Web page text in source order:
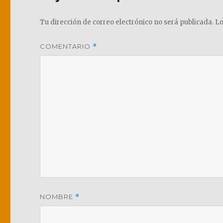
Tu dirección de correo electrónico no será publicada.
COMENTARIO *
NOMBRE *